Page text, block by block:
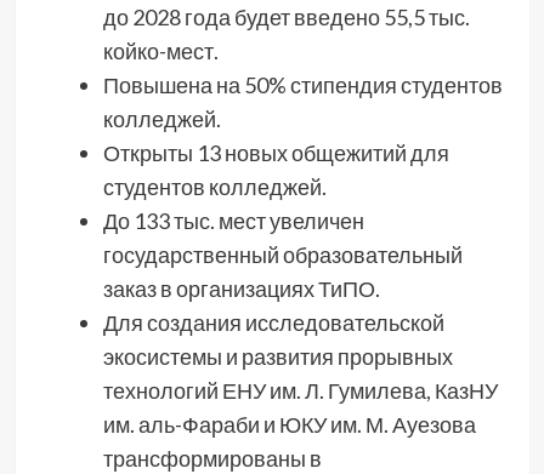
до 2028 года будет введено 55,5 тыс.
койко-мест.
Повышена на 50% стипендия студентов
колледжей.
Открыты 13 новых общежитий для
студентов колледжей.
До 133 тыс. мест увеличен
государственный образовательный
заказ в организациях ТиПО.
Для создания исследовательской
экосистемы и развития прорывных
технологий ЕНУ им. Л. Гумилева, КазНУ
им. аль-Фараби и ЮКУ им. М. Ауезова
трансформированы в